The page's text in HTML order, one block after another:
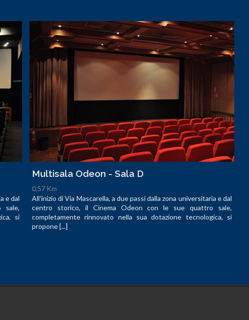
e dal
sale,
si
Multisala Odeon - Sala D
0,57 Km
All'inizio di Via Mascarella, a due passi dalla zona universitaria e dal
centro storico, il Cinema Odeon con le sue quattro sale,
completamente rinnovato nella sua dotazione tecnologica, si
propone [...]